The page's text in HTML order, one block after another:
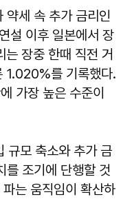
약세 속 추가 금리인
설 이후 일본에서 장
장중 한때 직전 거
1.020%를 기록했다.
가장 높은 수준이
규모 축소와 추가 금
를 조기에 단행할 것
는 움직임이 확산하